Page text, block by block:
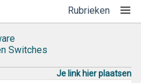
Rubrieken
Switches
Je link hier plaatsen